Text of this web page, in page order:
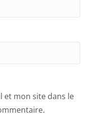
et mon site dans le